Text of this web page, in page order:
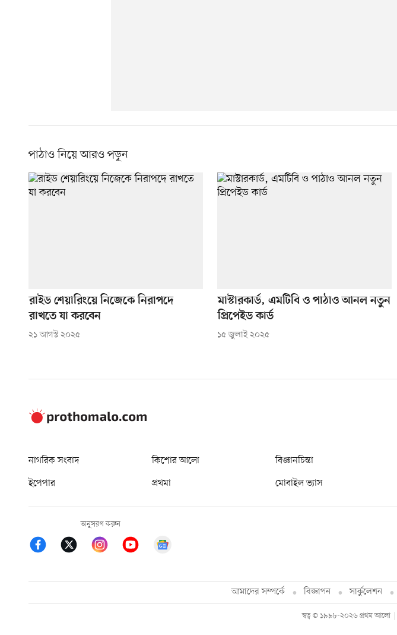
পাঠাও নিয়ে আরও পড়ুন
রাইড শেয়ারিংয়ে নিজেকে নিরাপদে
রাখতে যা করবেন
২১ আগস্ট ২০২৫
মাস্টারকার্ড, এমটিবি ও পাঠাও আনল নতুন
প্রিপেইড কার্ড
১৫ জুলাই ২০২৫
নাগরিক সংবাদ কিশোর আলো বিজ্ঞানচিন্তা
ইপেপার
প্রথমা মোবাইল ভ্যাস
অনুসরণ করুন
আমাদের সম্পর্কে বিজ্ঞাপন সার্কুলেশন
স্বত্ব © ১৯৯৮-২০২৬ প্রথম আলো